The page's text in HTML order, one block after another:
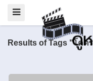
Results of Tags "โคต